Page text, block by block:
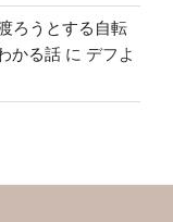
ろうとする自転
かる話 に デフよ